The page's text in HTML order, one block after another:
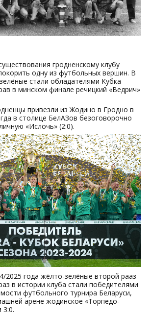
гродненскому клубу
одну из футбольных вершин. В
стали обладателями Кубка
в минском финале речицкий «Ведрич»
привезли из Жодино в Гродно в
в столице БелАЗов безоговорочно
«Ислочь» (2:0).
2025 года жёлто-зелёные второй рааз
в истории клуба стали победителями
футбольного турнира Беларуси,
арене жодинское «Торпедо-
3:0.